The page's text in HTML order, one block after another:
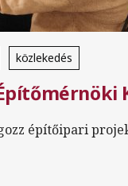
közlekedés
magyar
építőipari